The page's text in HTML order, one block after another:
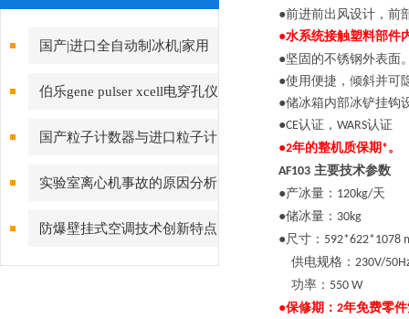
国产|进口全自动制冰机|家用
制冰机|小型制冰机|雪花制冰机
伯乐gene pulser xcell电穿孔仪
操作注意事项
国产粒子计数器与进口粒子计
数器选型推荐
实验室离心机事故的原因分析
方法
防爆壁挂式空调技术创新特点
●前进前出风设计，前
●水系统接触塑料部件
●坚固的不锈钢外表面
●使用便捷，倾斜并可
●储冰箱内部冰铲挂钩
●CE认证， WARS认证
●2年的整机质保期 *。
AF103 主要技术参数
●产冰量： 120kg/天
●储冰量： 30kg
●尺寸： 592*622*1078
供电规格： 230V/
功率： 550 W
●保修期： 2年免费零